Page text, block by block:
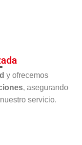
y ofrecemos
, asegurando
servicio.